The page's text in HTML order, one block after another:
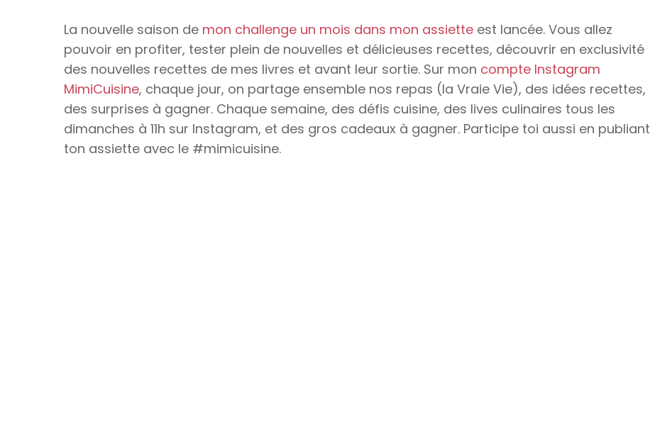
La nouvelle saison de mon challenge un mois dans mon assiette est lancée. Vous allez
pouvoir en profiter, tester plein de nouvelles et délicieuses recettes, découvrir en exclusivité
des nouvelles recettes de mes livres et avant leur sortie. Sur mon compte Instagram
MimiCuisine, chaque jour, on partage ensemble nos repas (la Vraie Vie), des idées recettes,
des surprises à gagner. Chaque semaine, des défis cuisine, des lives culinaires tous les
dimanches à 11h sur Instagram, et des gros cadeaux à gagner. Participe toi aussi en publiant
ton assiette avec le #mimicuisine.